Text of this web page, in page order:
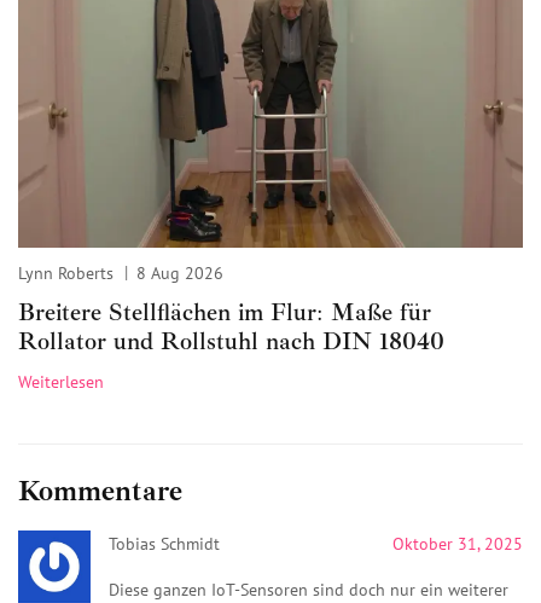
Lynn Roberts 8 Aug 2026
Breitere Stellflächen im Flur: Maße für
Rollator und Rollstuhl nach DIN 18040
Weiterlesen
Kommentare
Tobias Schmidt Oktober 31, 2025
Diese ganzen IoT-Sensoren sind doch nur ein weiterer